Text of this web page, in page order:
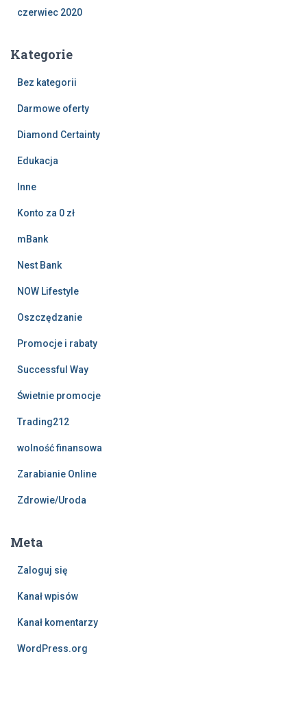
czerwiec 2020
Kategorie
Bez kategorii
Darmowe oferty
Diamond Certainty
Edukacja
Inne
Konto za 0 zł
mBank
Nest Bank
NOW Lifestyle
Oszczędzanie
Promocje i rabaty
Successful Way
Świetnie promocje
Trading212
wolność finansowa
Zarabianie Online
Zdrowie/Uroda
Meta
Zaloguj się
Kanał wpisów
Kanał komentarzy
WordPress.org